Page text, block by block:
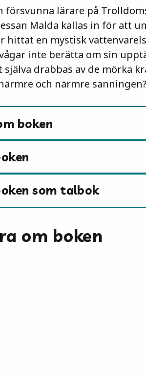
försvunna lärare på
Malda kallas in för att
hittat en mystisk
inte berätta om sin
själva drabbas av de mörka
och närmre sanningen?
boken
som talbok
om boken